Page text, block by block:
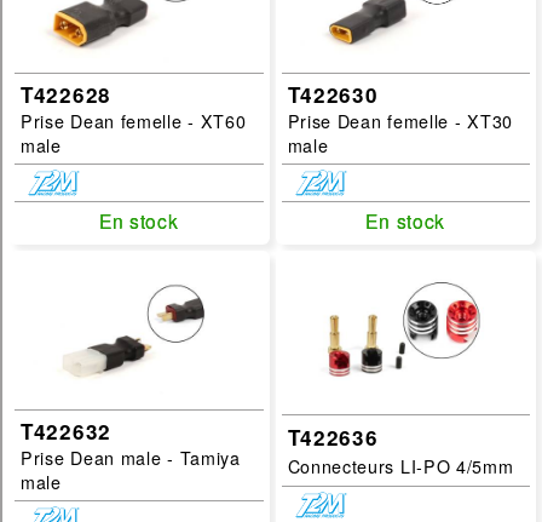
T422628
Prise Dean femelle - XT60
male
En stock
En stock
T422630
Prise Dean femelle - XT30
male
En stock
En stock
T422632
Prise Dean male - Tamiya
male
T422636
Connecteurs LI-PO 4/5mm